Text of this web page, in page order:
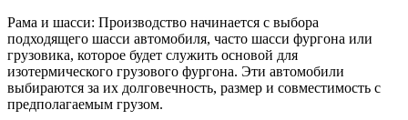
Рама и шасси: Производство начинается с выбора
подходящего шасси автомобиля, часто шасси фургона или
грузовика, которое будет служить основой для
изотермического грузового фургона. Эти автомобили
выбираются за их долговечность, размер и совместимость с
предполагаемым грузом.